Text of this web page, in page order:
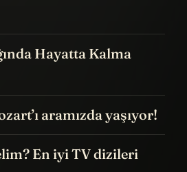
Hayatta Kalma
aramızda yaşıyor!
En iyi TV dizileri